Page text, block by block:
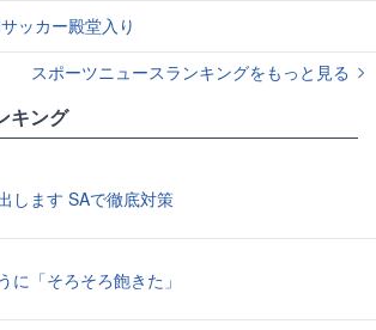
ッカー殿堂入り
スポーツニュースランキングをもっと見る
キング
します SAで徹底対策
に「そろそろ飽きた」